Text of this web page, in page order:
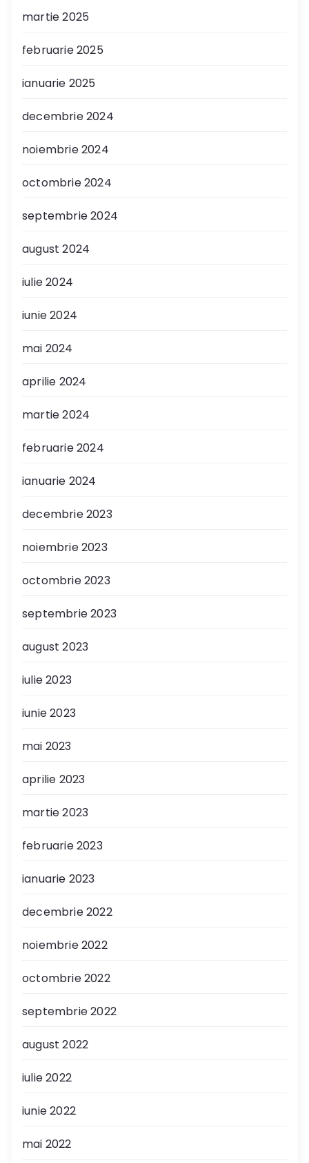
martie 2025
februarie 2025
ianuarie 2025
decembrie 2024
noiembrie 2024
octombrie 2024
septembrie 2024
august 2024
iulie 2024
iunie 2024
mai 2024
aprilie 2024
martie 2024
februarie 2024
ianuarie 2024
decembrie 2023
noiembrie 2023
octombrie 2023
septembrie 2023
august 2023
iulie 2023
iunie 2023
mai 2023
aprilie 2023
martie 2023
februarie 2023
ianuarie 2023
decembrie 2022
noiembrie 2022
octombrie 2022
septembrie 2022
august 2022
iulie 2022
iunie 2022
mai 2022